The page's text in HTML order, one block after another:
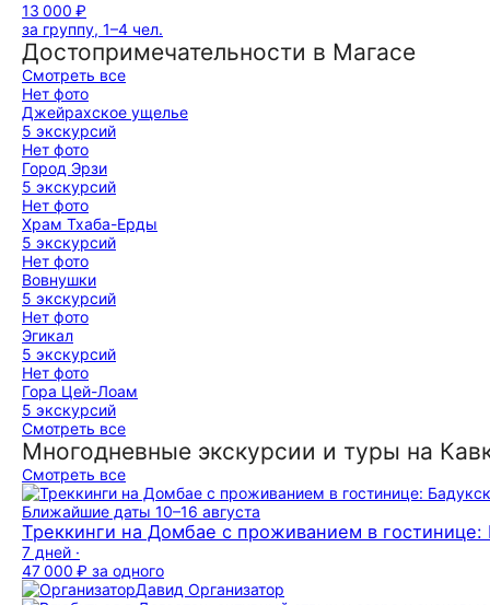
13 000 ₽
за группу, 1–4 чел.
Достопримечательности в Магасе
Смотреть все
Нет фото
Джейрахское ущелье
5 экскурсий
Нет фото
Город Эрзи
5 экскурсий
Нет фото
Храм Тхаба-Ерды
5 экскурсий
Нет фото
Вовнушки
5 экскурсий
Нет фото
Эгикал
5 экскурсий
Нет фото
Гора Цей-Лоам
5 экскурсий
Смотреть все
Многодневные экскурсии и туры на
Смотреть все
Ближайшие даты 10–16 августа
Треккинги на Домбае с проживанием в
7 дней ·
47 000 ₽ за одного
Давид Организатор